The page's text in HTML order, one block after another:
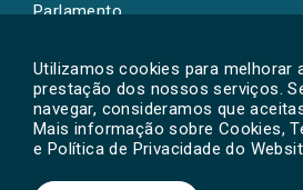
Utilizamos cookies para melhorar
prestação dos nossos serviços.
navegar, consideramos que
Mais informação sobre Cookies,
e Política de Privacidade do
Parlamento